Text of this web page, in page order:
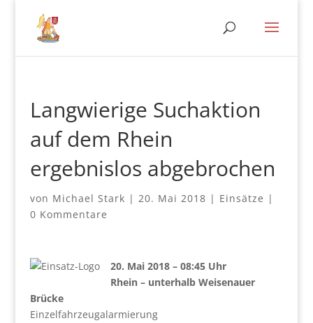
Langwierige Suchaktion
auf dem Rhein
ergebnislos abgebrochen
von Michael Stark | 20. Mai 2018 | Einsätze |
0 Kommentare
20. Mai 2018 – 08:45 Uhr
Rhein – unterhalb Weisenauer
Brücke
Einzelfahrzeugalarmierung